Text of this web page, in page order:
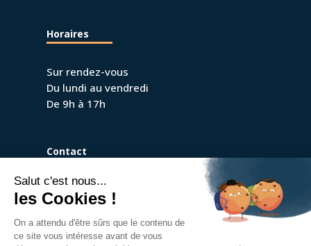
Horaires
Sur rendez-vous
Du lundi au vendredi
De 9h à 17h
Contact
09 67 40 97 70
umanima.mpa@gmail.com